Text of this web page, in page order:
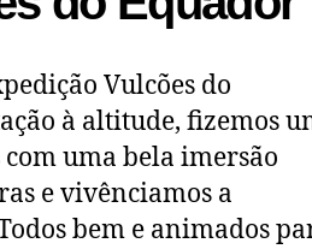
Vulcões do
à altitude, fizemos
uma bela imersão
e vivênciamos a
bem e animados